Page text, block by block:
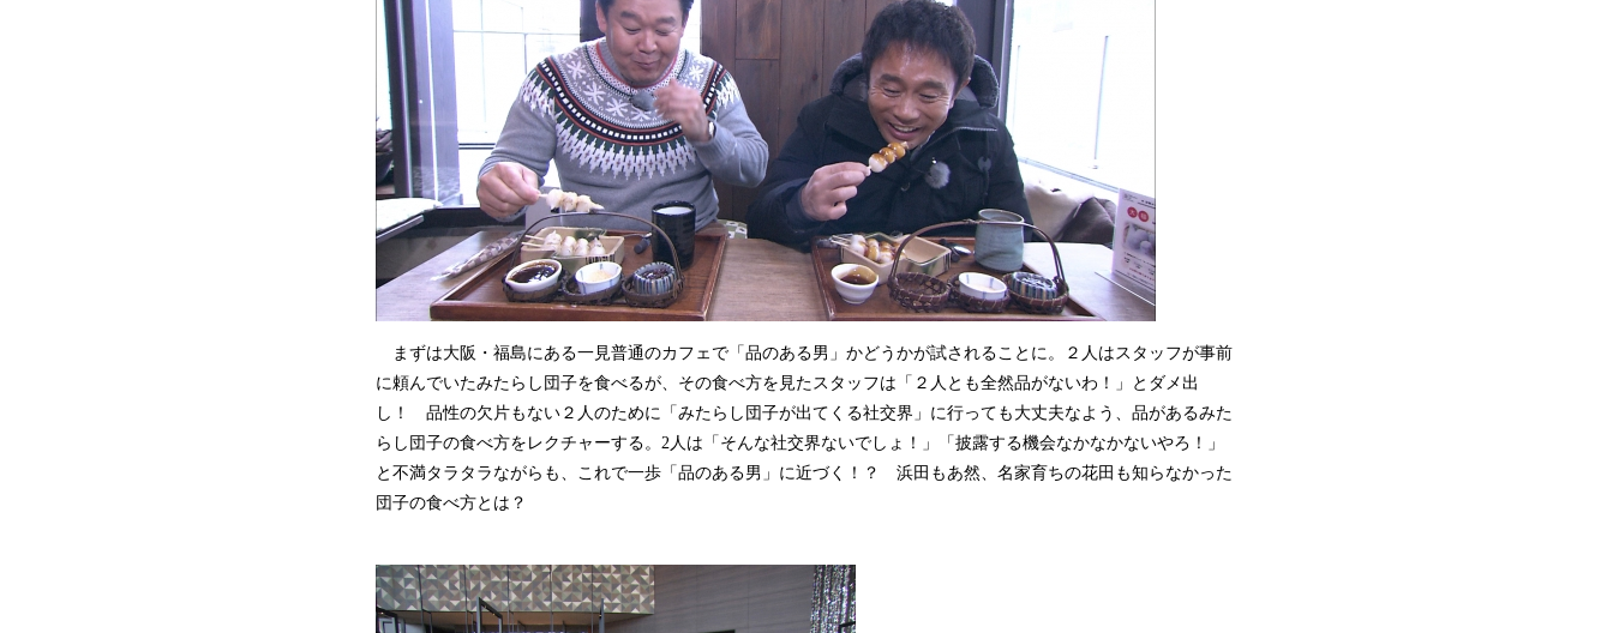
まずは大阪・福島にある一見普通のカフェで「品のある男」かどうかが試されることに。２人はスタッフが事前
に頼んでいたみたらし団子を食べるが、その食べ方を見たスタッフは「２人とも全然品がないわ！」とダメ出
し！ 品性の欠片もない２人のために「みたらし団子が出てくる社交界」に行っても大丈夫なよう、品があるみた
らし団子の食べ方をレクチャーする。2人は「そんな社交界ないでしょ！」「披露する機会なかなかないやろ！」
と不満タラタラながらも、これで一歩「品のある男」に近づく！？ 浜田もあ然、名家育ちの花田も知らなかった
団子の食べ方とは？